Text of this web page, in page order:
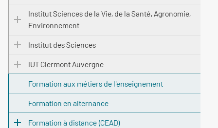
Institut Sciences de la Vie, de la Santé, Agronomie,
Environnement
Institut des Sciences
IUT Clermont Auvergne
Formation aux métiers de l'enseignement
Formation en alternance
Formation à distance (CEAD)